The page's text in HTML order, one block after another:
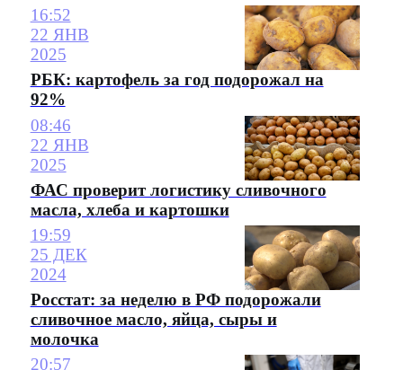
16:52
22 ЯНВ
2025
РБК: картофель за год подорожал на
92%
08:46
22 ЯНВ
2025
ФАС проверит логистику сливочного
масла, хлеба и картошки
19:59
25 ДЕК
2024
Росстат: за неделю в РФ подорожали
сливочное масло, яйца, сыры и
молочка
20:57